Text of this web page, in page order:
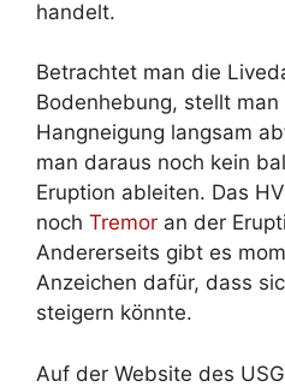
handelt.
Betrachtet man die
Bodenhebung, stellt
Hangneigung langsam
man daraus noch kein
Eruption ableiten. Das
noch Tremor an der
Andererseits gibt es
Anzeichen dafür, dass
steigern könnte.
Auf der Website des